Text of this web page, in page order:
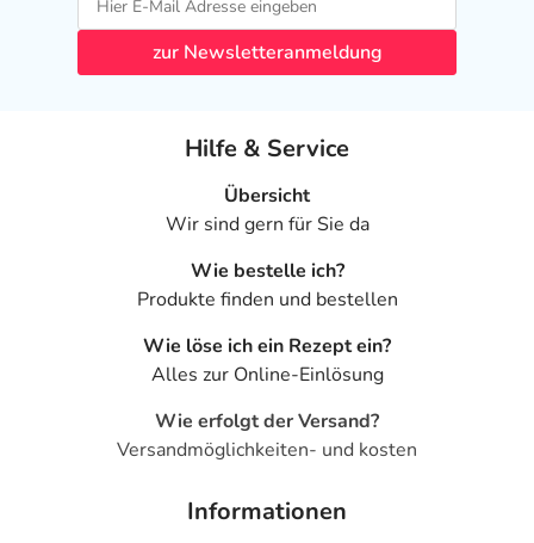
zur Newsletteranmeldung
Hilfe & Service
Übersicht
Wir sind gern für Sie da
Wie bestelle ich?
Produkte finden und bestellen
Wie löse ich ein Rezept ein?
Alles zur Online-Einlösung
Wie erfolgt der Versand?
Versandmöglichkeiten- und kosten
Informationen